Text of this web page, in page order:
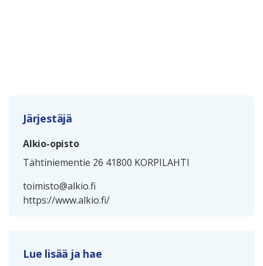
Järjestäjä
Alkio-opisto
Tähtiniementie 26 41800 KORPILAHTI
toimisto@alkio.fi
https://www.alkio.fi/
Lue lisää ja hae